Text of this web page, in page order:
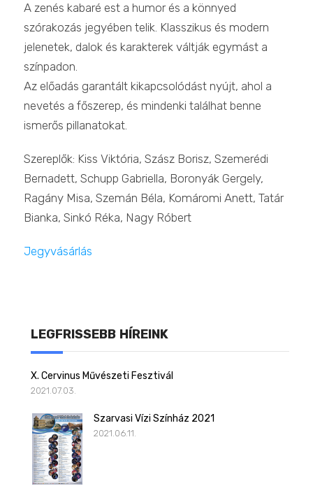
A zenés kabaré est a humor és a könnyed
szórakozás jegyében telik. Klasszikus és modern
jelenetek, dalok és karakterek váltják egymást a
színpadon.
Az előadás garantált kikapcsolódást nyújt, ahol a
nevetés a főszerep, és mindenki találhat benne
ismerős pillanatokat.
Szereplők: Kiss Viktória, Szász Borisz, Szemerédi
Bernadett, Schupp Gabriella, Boronyák Gergely,
Ragány Misa, Szemán Béla, Komáromi Anett, Tatár
Bianka, Sinkó Réka, Nagy Róbert
Jegyvásárlás
LEGFRISSEBB HÍREINK
X. Cervinus Művészeti Fesztivál
2021.07.03.
Szarvasi Vízi Színház 2021
2021.06.11.